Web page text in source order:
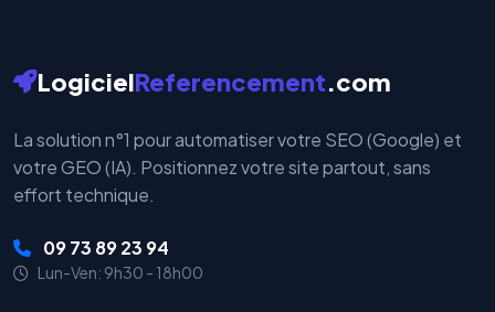
LogicielReferencement.com
La solution n°1 pour automatiser votre SEO (Google) et
votre GEO (IA). Positionnez votre site partout, sans
effort technique.
09 73 89 23 94
Lun-Ven: 9h30 - 18h00